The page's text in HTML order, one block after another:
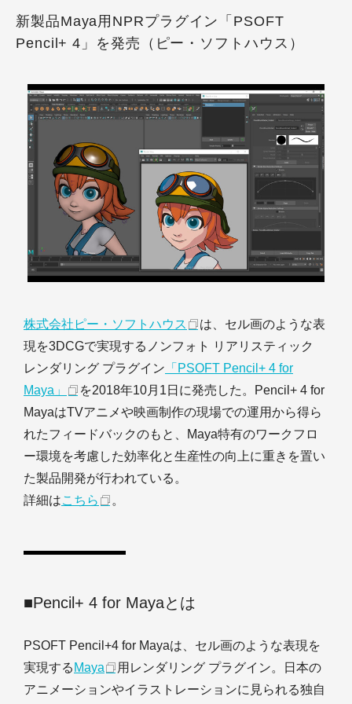
新製品Maya用NPRプラグイン「PSOFT
Pencil+ 4」を発売（ピー・ソフトハウス）
株式会社ピー・ソフトハウス
は、セル画のような表
現を3DCGで実現するノンフォト リアリスティック
レンダリング プラグイン 「PSOFT Pencil+ 4 for
Maya」
を2018年10月1日に発売した。Pencil+ 4 for
MayaはTVアニメや映画制作の現場での運用から得ら
れたフィードバックのもと、Maya特有のワークフロ
ー環境を考慮した効率化と生産性の向上に重きを置い
た製品開発が行われている。
詳細はこちら 。
■Pencil+ 4 for Mayaとは
PSOFT Pencil+4 for Mayaは、セル画のような表現を
実現する Maya
用レンダリング プラグイン。日本の
アニメーションやイラストレーションに見られる独自